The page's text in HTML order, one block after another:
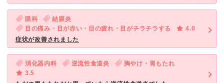
眼科
結膜炎
目の痛み・目が赤い・目の疲れ・目がチラチラする
4.0
症状が改善されました
消化器内科 逆流性食道炎
胸やけ・胃もたれ
3.5